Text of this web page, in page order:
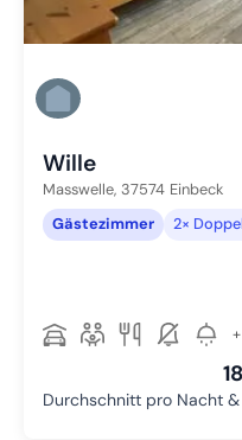
Wille
Masswelle, 37574 Einbeck
Gästezimmer
2×
Durchschnitt pro Nacht &